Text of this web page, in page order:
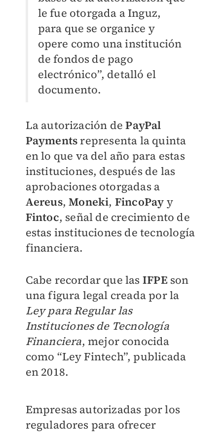
le fue otorgada a Inguz,
para que se organice y
opere como una institución
de fondos de pago
electrónico”, detalló el
documento.
La autorización dePayPal
Paymentsrepresenta la quinta
en lo que va del año para estas
instituciones, después de las
aprobaciones otorgadas a
Aereus,Moneki, FincoPay y
Fintoc, señal de crecimiento de
estas instituciones de tecnología
financiera.
Cabe recordar que las IFPE son
una figura legal creada por la
Ley para Regular las
Instituciones de Tecnología
Financiera, mejor conocida
como “Ley Fintech”, publicada
en 2018.
Empresas autorizadas por los
reguladores para ofrecer